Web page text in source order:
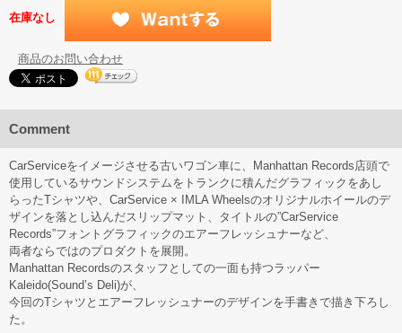
在庫なし
商品のお問い合わせ
Comment
CarServiceをイメージさせる古いワゴン車に、Manhattan Records店頭で
使用しているサウンドシステムをトランクに積んだグラフィックをあし
らったTシャツや、CarService × IMLA Wheelsのオリジナルホイールのデ
ザインを落とし込んだスリップマット、タイトルの”CarService
Records”フォントグラフィックのエアーフレッシュナーなど、
両者ならではのプロダクトを展開。
Manhattan Recordsのスタッフとしての一面も持つラッパー
Kaleido(Sound’s Deli)が、
今回のTシャツとエアーフレッシュナーのデザインを手書きで描き下ろし
た。